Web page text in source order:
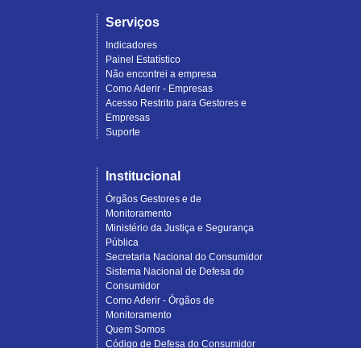
Serviços
Indicadores
Painel Estatístico
Não encontrei a empresa
Como Aderir - Empresas
Acesso Restrito para Gestores e
Empresas
Suporte
Institucional
Órgãos Gestores e de
Monitoramento
Ministério da Justiça e Segurança
Pública
Secretaria Nacional do Consumidor
Sistema Nacional de Defesa do
Consumidor
Como Aderir - Órgãos de
Monitoramento
Quem Somos
Código de Defesa do Consumidor